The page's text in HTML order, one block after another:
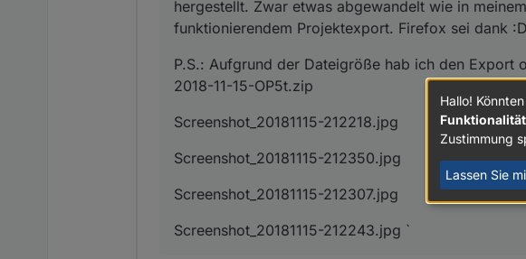
hergestellt. Zwar etwas abgewandelt wie in
funktionierendem Projektexport. Firefox sei dank :D
P.S.: Aufgrund der Dateigröße hab ich den Export
2018-11-15-OP5t.zip
Screenshot_20181115-212218.jpg
Screenshot_20181115-212350.jpg
Screenshot_20181115-212307.jpg
Screenshot_20181115-212243.jpg `
Hallo!
Zustimmung
Lassen Sie